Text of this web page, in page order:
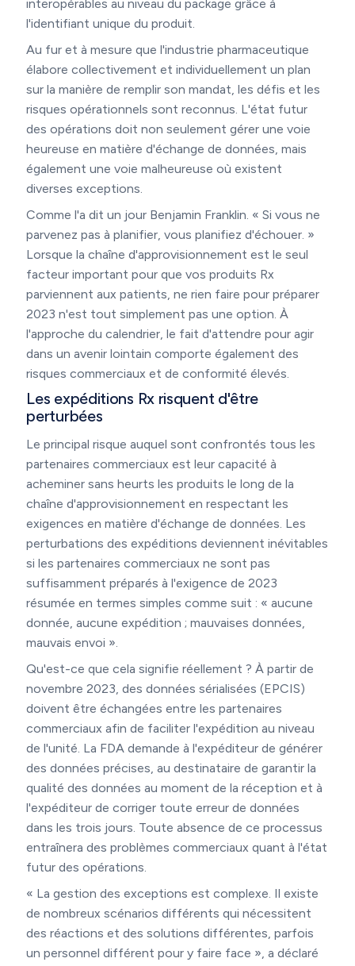
interopérables au niveau du package grâce à
l'identifiant unique du produit.
Au fur et à mesure que l'industrie pharmaceutique
élabore collectivement et individuellement un plan
sur la manière de remplir son mandat, les défis et les
risques opérationnels sont reconnus. L'état futur
des opérations doit non seulement gérer une voie
heureuse en matière d'échange de données, mais
également une voie malheureuse où existent
diverses exceptions.
Comme l'a dit un jour Benjamin Franklin. « Si vous ne
parvenez pas à planifier, vous planifiez d'échouer. »
Lorsque la chaîne d'approvisionnement est le seul
facteur important pour que vos produits Rx
parviennent aux patients, ne rien faire pour préparer
2023 n'est tout simplement pas une option. À
l'approche du calendrier, le fait d'attendre pour agir
dans un avenir lointain comporte également des
risques commerciaux et de conformité élevés.
Les expéditions Rx risquent d'être
perturbées
Le principal risque auquel sont confrontés tous les
partenaires commerciaux est leur capacité à
acheminer sans heurts les produits le long de la
chaîne d'approvisionnement en respectant les
exigences en matière d'échange de données. Les
perturbations des expéditions deviennent inévitables
si les partenaires commerciaux ne sont pas
suffisamment préparés à l'exigence de 2023
résumée en termes simples comme suit : « aucune
donnée, aucune expédition ; mauvaises données,
mauvais envoi ».
Qu'est-ce que cela signifie réellement ? À partir de
novembre 2023, des données sérialisées (EPCIS)
doivent être échangées entre les partenaires
commerciaux afin de faciliter l'expédition au niveau
de l'unité. La FDA demande à l'expéditeur de générer
des données précises, au destinataire de garantir la
qualité des données au moment de la réception et à
l'expéditeur de corriger toute erreur de données
dans les trois jours. Toute absence de ce processus
entraînera des problèmes commerciaux quant à l'état
futur des opérations.
« La gestion des exceptions est complexe. Il existe
de nombreux scénarios différents qui nécessitent
des réactions et des solutions différentes, parfois
un personnel différent pour y faire face », a déclaré